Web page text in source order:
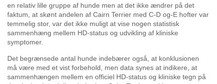
en relativ lille gruppe af hunde men at det ikke ændrer på det
faktum, at skønt andelen af Cairn Terrier med C-D og-E hofter var
temmelig stor, var det ikke muligt at vise nogen statistisk
sammenhæng mellem HD-status og udvikling af kliniske
symptomer.
Det begrænsede antal hunde indebærer også, at konklusionen
må være med et vist forbehold, men data synes at indikere, at
sammenhængen mellem en officiel HD-status og kliniske tegn på